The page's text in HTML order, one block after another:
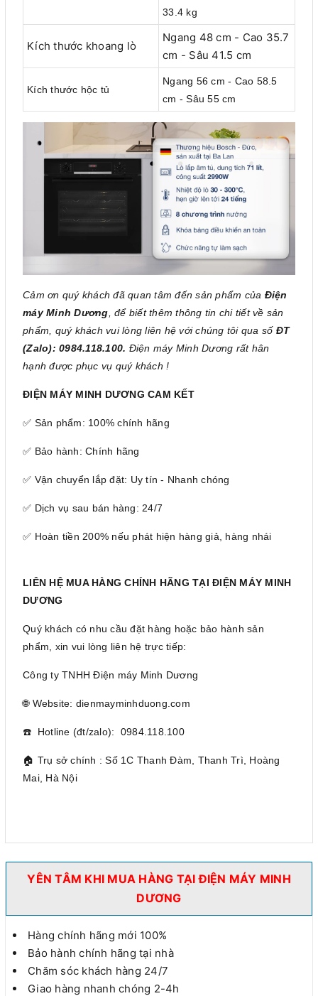
33.4 kg
Kích thước khoang lò
Ngang 48 cm - Cao 35.7
cm - Sâu 41.5 cm
Kích thước hộc tủ
Ngang 56 cm - Cao 58.5
cm - Sâu 55 cm
Cảm ơn quý khách đã quan tâm đến sản phẩm của Điện
máy Minh Dương , để biết thêm thông tin chi tiết về sản
phẩm, quý khách vui lòng liên hệ với chúng tôi qua số ĐT
(Zalo): 0984.118.100. Điện máy Minh Dương rất hân
hạnh được phục vụ quý khách !
ĐIỆN MÁY MINH DƯƠNG CAM KẾT
✅ Sản phẩm: 100% chính hãng
✅ Bảo hành: Chính hãng
✅ Vận chuyển lắp đặt: Uy tín - Nhanh chóng
✅ Dịch vụ sau bán hàng: 24/7
✅ Hoàn tiền 200% nếu phát hiện hàng giả, hàng nhái
LIÊN HỆ MUA HÀNG CHÍNH HÃNG TẠI ĐIỆN MÁY MINH
DƯƠNG
Quý khách có nhu cầu đặt hàng hoặc bảo hành sản
phẩm, xin vui lòng liên hệ trực tiếp:
Công ty TNHH Điện máy Minh Dương
🌐 Website: dienmayminhduong.com
☎️ Hotline (đt/zalo): 0984.118.100
🏠 Trụ sở chính : Số 1C Thanh Đàm, Thanh Trì, Hoàng
Mai, Hà Nội
YÊN TÂM KHI MUA HÀNG TẠI ĐIỆN MÁY MINH
DƯƠNG
Hàng chính hãng mới 100%
Bảo hành chính hãng tại nhà
Chăm sóc khách hàng 24/7
Giao hàng nhanh chóng 2-4h